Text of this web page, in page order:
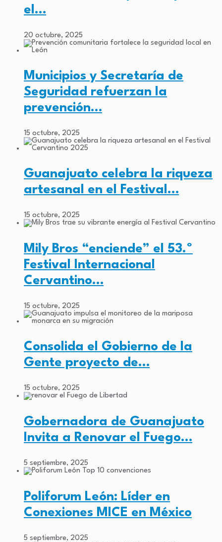
el…
20 octubre, 2025
Municipios y Secretaría de
Seguridad refuerzan la
prevención…
15 octubre, 2025
Guanajuato celebra la riqueza
artesanal en el Festival…
15 octubre, 2025
Mily Bros “enciende” el 53.º
Festival Internacional
Cervantino…
15 octubre, 2025
Consolida el Gobierno de la
Gente proyecto de…
15 octubre, 2025
Gobernadora de Guanajuato
Invita a Renovar el Fuego…
5 septiembre, 2025
Poliforum León: Líder en
Conexiones MICE en México
5 septiembre, 2025